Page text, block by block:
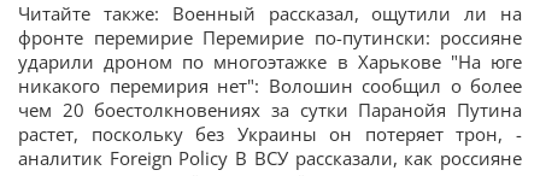
Читайте также: Военный рассказал, ощутили ли на
фронте перемирие Перемирие по-путински: россияне
ударили дроном по многоэтажке в Харькове "На юге
никакого перемирия нет": Волошин сообщил о более
чем 20 боестолкновениях за сутки Паранойя Путина
растет, поскольку без Украины он потеряет трон, -
аналитик Foreign Policy В ВСУ рассказали, как россияне